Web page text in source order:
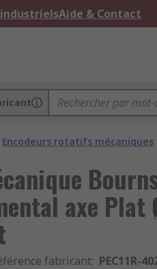
Aide & Contact
Encodeurs rotatifs mécaniques
axe Plat
fabricant: PEC11R-